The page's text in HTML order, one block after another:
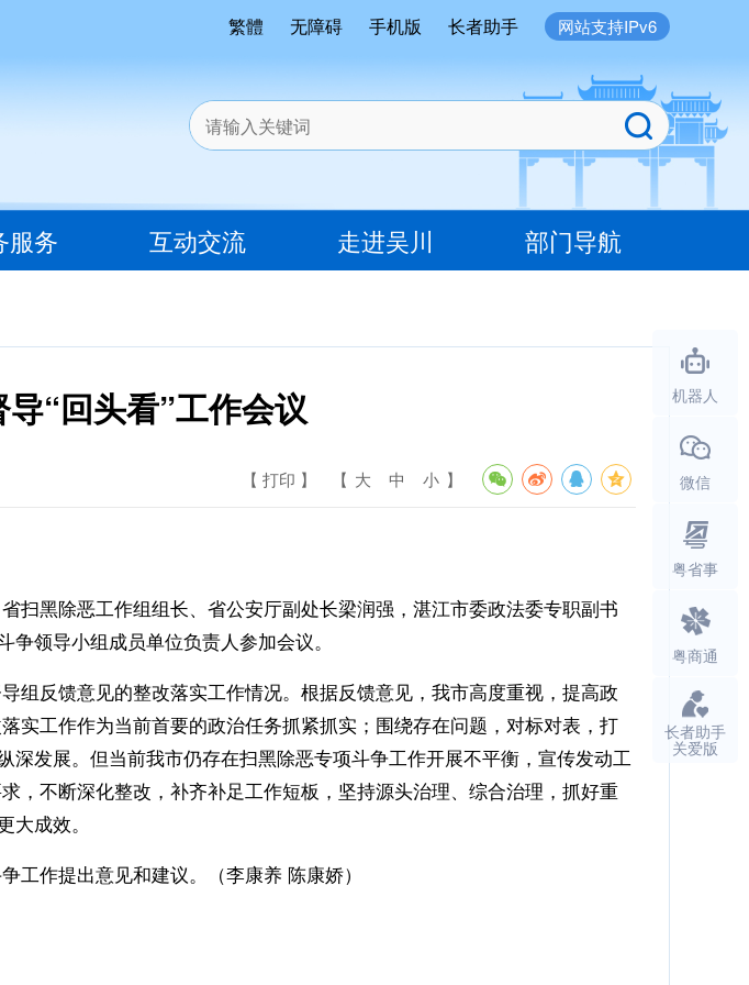
繁體 无障碍 手机版 长者助手 网站支持IPv6
服务 互动交流 走进吴川 部门导航
“回头看”工作会议
【 打印 】 【 大 中 小 】
扫黑除恶工作组组长、省公安厅副处长梁润强，湛江市委政法委专职副书
领导小组成员单位负责人参加会议。
反馈意见的整改落实工作情况。根据反馈意见，我市高度重视，提高政
实工作作为当前首要的政治任务抓紧抓实；围绕存在问题，对标对表，打
发展。但当前我市仍存在扫黑除恶专项斗争工作开展不平衡，宣传发动工
，不断深化整改，补齐补足工作短板，坚持源头治理、综合治理，抓好重
成效。
作提出意见和建议。（李康养 陈康娇）
机器人
微信
粤省事
粤商通
长者助手
关爱版